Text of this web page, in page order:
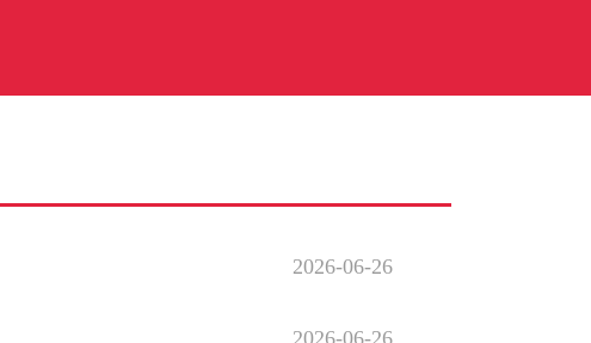
2026-06-26
2026-06-26